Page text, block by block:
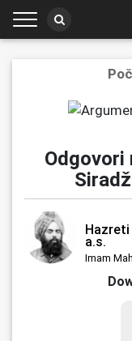
Odgovori
Hazreti
a.s.
Imam